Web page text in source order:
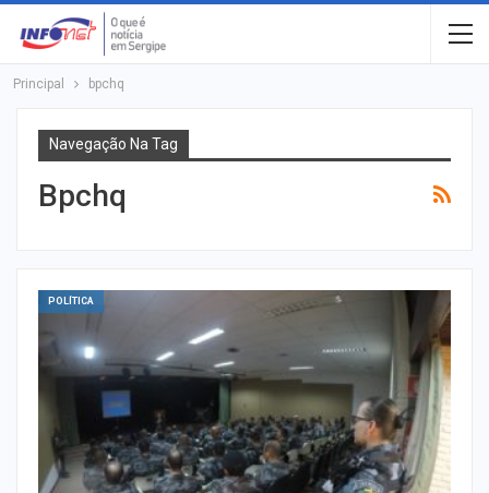
Principal bpchq
Navegação Na Tag
Bpchq
POLÍTICA